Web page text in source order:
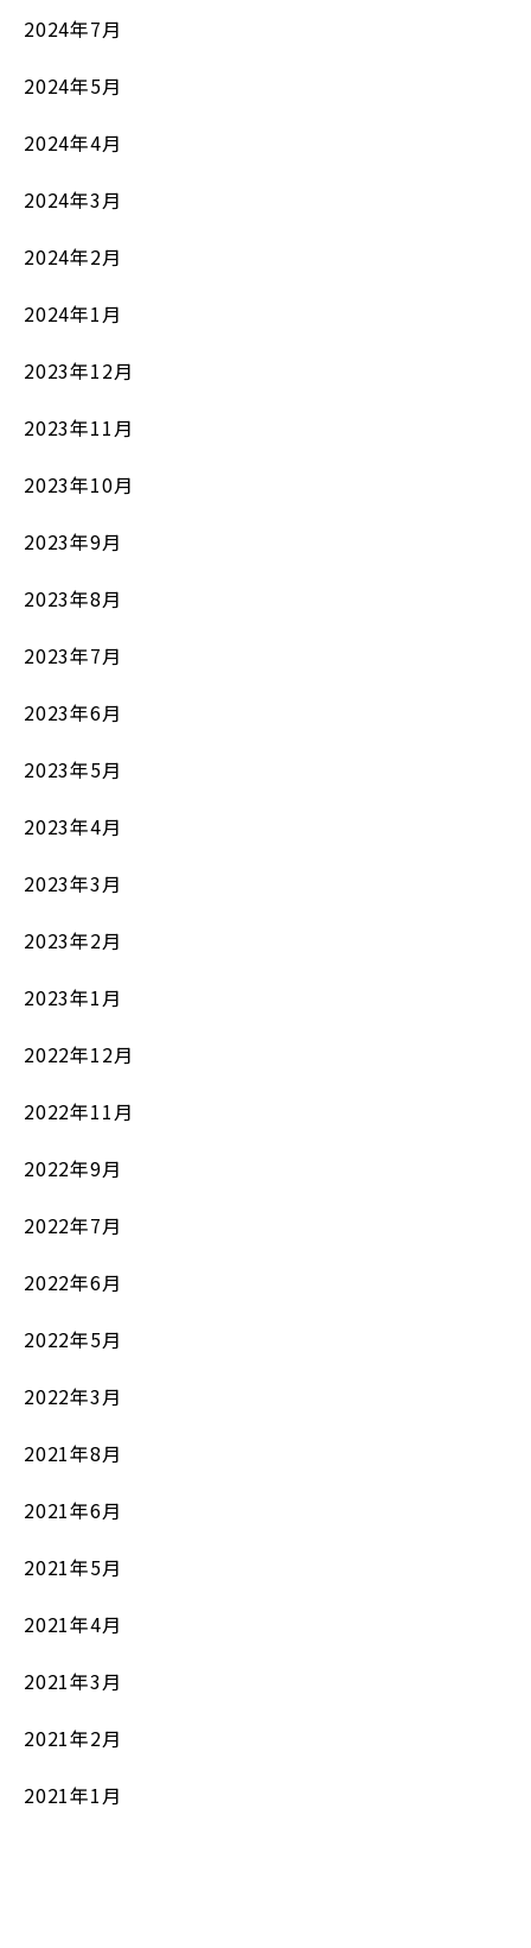
2024年7月
2024年5月
2024年4月
2024年3月
2024年2月
2024年1月
2023年12月
2023年11月
2023年10月
2023年9月
2023年8月
2023年7月
2023年6月
2023年5月
2023年4月
2023年3月
2023年2月
2023年1月
2022年12月
2022年11月
2022年9月
2022年7月
2022年6月
2022年5月
2022年3月
2021年8月
2021年6月
2021年5月
2021年4月
2021年3月
2021年2月
2021年1月